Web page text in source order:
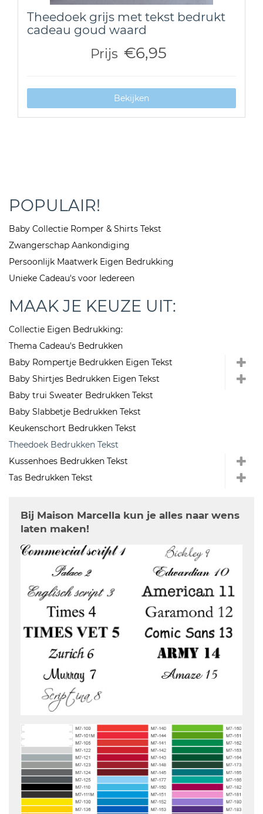
Theedoek grijs met tekst bedrukt
cadeau goud waard
Prijs €6,95
Bekijken
POPULAIR!
Baby Collectie Romper & Shirts Tekst
Zwangerschap Aankondiging
Persoonlijk Maatwerk Eigen Bedrukking
Unieke Cadeau's voor Iedereen
MAAK JE KEUZE UIT:
Collectie Eigen Bedrukking:
Thema Cadeau's Bedrukken
Baby Rompertje Bedrukken Eigen Tekst
Baby Shirtjes Bedrukken Eigen Tekst
Baby trui Sweater Bedrukken Tekst
Baby Slabbetje Bedrukken Tekst
Keukenschort Bedrukken Tekst
Theedoek Bedrukken Tekst
Kussenhoes Bedrukken Tekst
Tas Bedrukken Tekst
Bij Maison Marcella kun je alles naar wens
laten maken!